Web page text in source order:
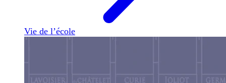
Vie de l’école